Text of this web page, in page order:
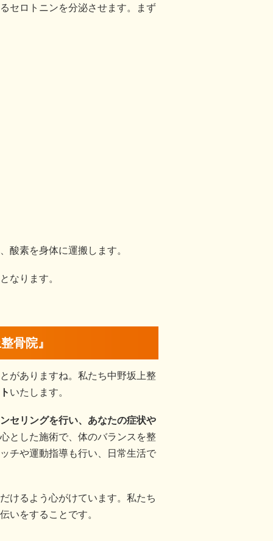
セロトニンを分泌させます。まず
酸素を身体に運搬します。
なります。
骨院』
がありますね。私たち中野坂上整
いたします。
セリングを行い、あなたの症状や
とした施術で、体のバランスを整
チや運動指導も行い、日常生活で
けるよう心がけています。私たち
いをすることです。